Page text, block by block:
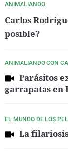
ANIMALIANDO
Carlos
posible?
ANIMALIANDO CON
Parásitos
garrapatas en
EL MUNDO DE LOS
La